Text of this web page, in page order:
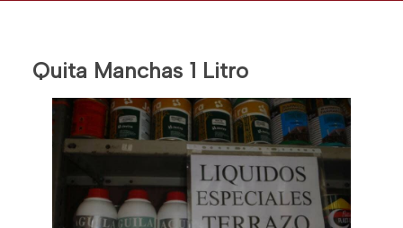
Quita Manchas 1 Litro